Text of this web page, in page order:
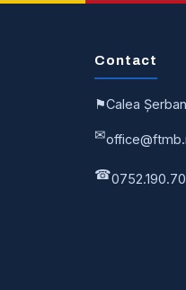
Contact
⚑Calea
✉
☎